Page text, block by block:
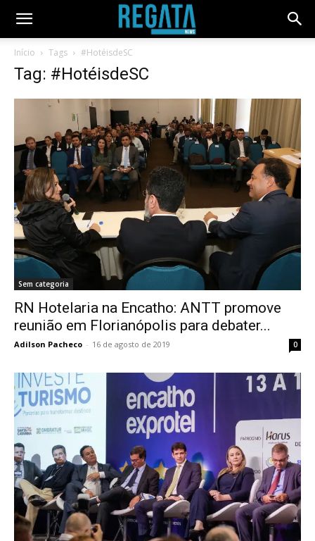
Início Tags #HotéisdeSC
Tag: #HotéisdeSC
Sem categoria
RN Hotelaria na Encatho: ANTT promove
reunião em Florianópolis para debater...
Adilson Pacheco - 16 de agosto de 2019 0